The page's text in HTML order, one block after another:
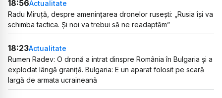
18:56Actualitate
Radu Miruță, despre amenințarea dronelor rusești: „Rusia își va
schimba tactica. Și noi va trebui să ne readaptăm”
18:23Actualitate
Rumen Radev: O dronă a intrat dinspre România în Bulgaria și a
explodat lângă graniță. Bulgaria: E un aparat folosit pe scară
largă de armata ucraineană